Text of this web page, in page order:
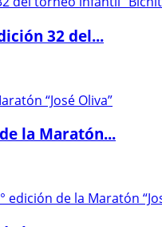
32 del...
la Maratón...